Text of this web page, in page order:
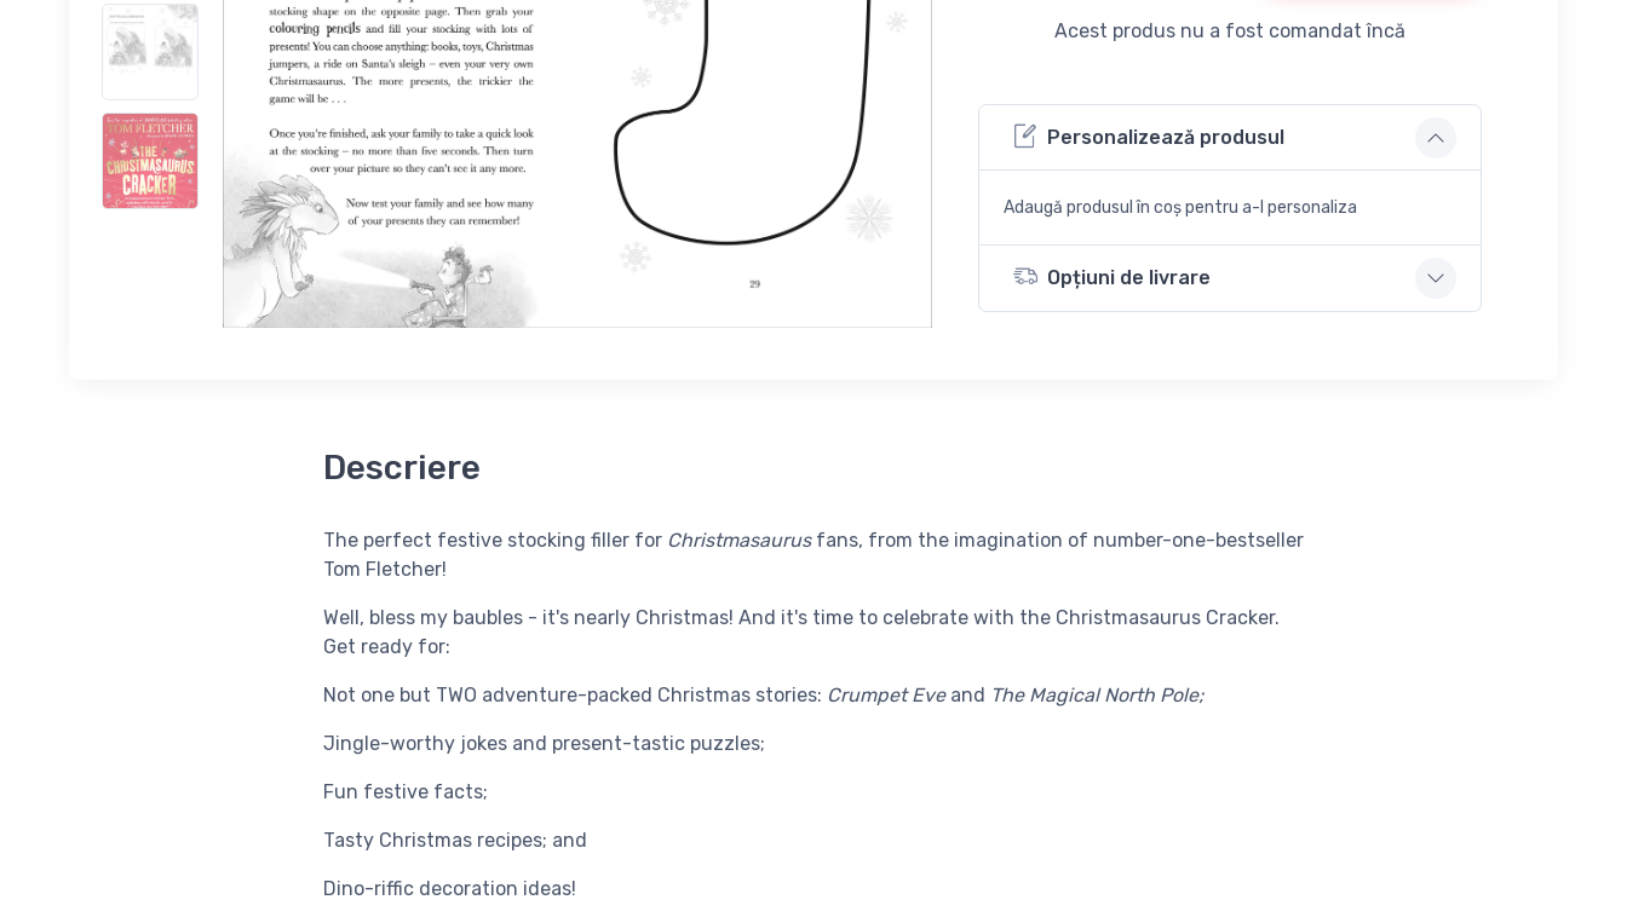
Acest produs nu a fost comandat încă
Personalizează produsul
Adaugă produsul în coș pentru a-l personaliza
Opțiuni de livrare
Descriere
The perfect festive stocking filler for Christmasaurusfans, from the imagination of number-one-bestseller
Tom Fletcher!
Well, bless my baubles - it's nearly Christmas! And it's time to celebrate with the Christmasaurus Cracker.
Get ready for:
Not one but TWO adventure-packed Christmas stories: Crumpet Eve and The Magical North Pole;
Jingle-worthy jokes and present-tastic puzzles;
Fun festive facts;
Tasty Christmas recipes; and
Dino-riffic decoration ideas!